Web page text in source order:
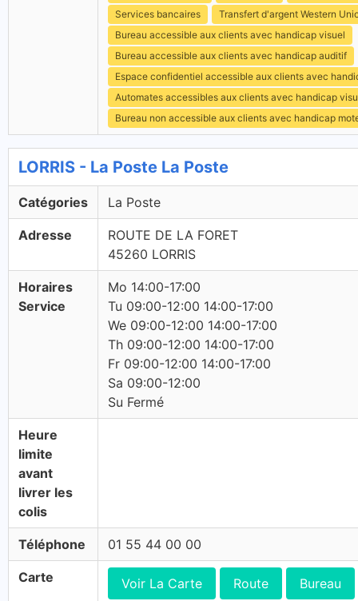
Services bancaires
Transfert d'argent Western
Bureau accessible aux clients avec handicap visuel
Bureau accessible aux clients avec handicap auditif
Espace confidentiel accessible aux clients avec
Automates accessibles aux clients avec handicap
Bureau non accessible aux clients avec handicap
LORRIS - La Poste La Poste
Catégories La Poste
Adresse
ROUTE DE LA FORET
45260 LORRIS
Horaires
Service
Mo 14:00-17:00
Tu 09:00-12:00 14:00-17:00
We 09:00-12:00 14:00-17:00
Th 09:00-12:00 14:00-17:00
Fr 09:00-12:00 14:00-17:00
Sa 09:00-12:00
Su Fermé
Heure
limite
avant
livrer les
colis
Téléphone 01 55 44 00 00
Carte Voir La Carte Route Bureau